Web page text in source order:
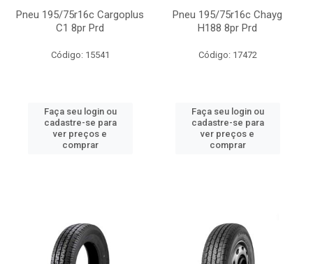
Pneu 195/75r16c Cargoplus
C1 8pr Prd
Código: 15541
Faça seu login ou
cadastre-se para
ver preços e
comprar
Pneu 195/75r16c Chayg
H188 8pr Prd
Código: 17472
Faça seu login ou
cadastre-se para
ver preços e
comprar